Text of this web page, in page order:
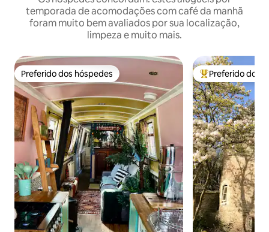
temporada de acomodações com café da manhã
foram muito bem avaliados por sua localização,
limpeza e muito mais.
Preferido dos hóspedes
Preferido dos hóspedes Entre os
Preferido dos